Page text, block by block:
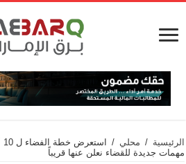
الرئيسية / محلي /
مهمات جديدة للقضاء نعلن عنها قريباً